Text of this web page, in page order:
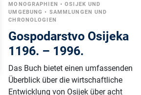
MONOGRAPHIEN •OSIJEK UND
UMGEBUNG • SAMMLUNGEN UND
CHRONOLOGIEN
Gospodarstvo Osijeka
1196. – 1996.
Das Buch bietet einen umfassenden
Überblick über die wirtschaftliche
Entwicklung von Osijek über acht